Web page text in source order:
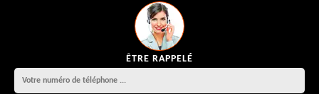
ÊTRE RAPPELÉ